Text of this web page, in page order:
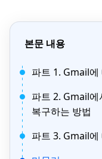
본문 내용
파트 1. Gmail
파트 2. Gmail
복구하는 방법
파트 3. Gmail에